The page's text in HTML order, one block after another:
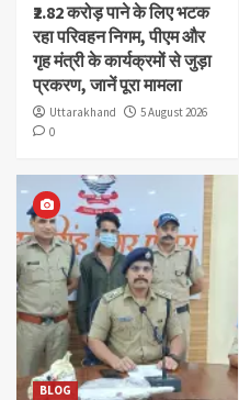
₹2.82 करोड़ पाने के लिए भटक
रहा परिवहन निगम, पीएम और
गृह मंत्री के कार्यक्रमों से जुड़ा
प्रकरण, जानें पूरा मामला
Uttarakhand
5 August 2026
0
BLOG